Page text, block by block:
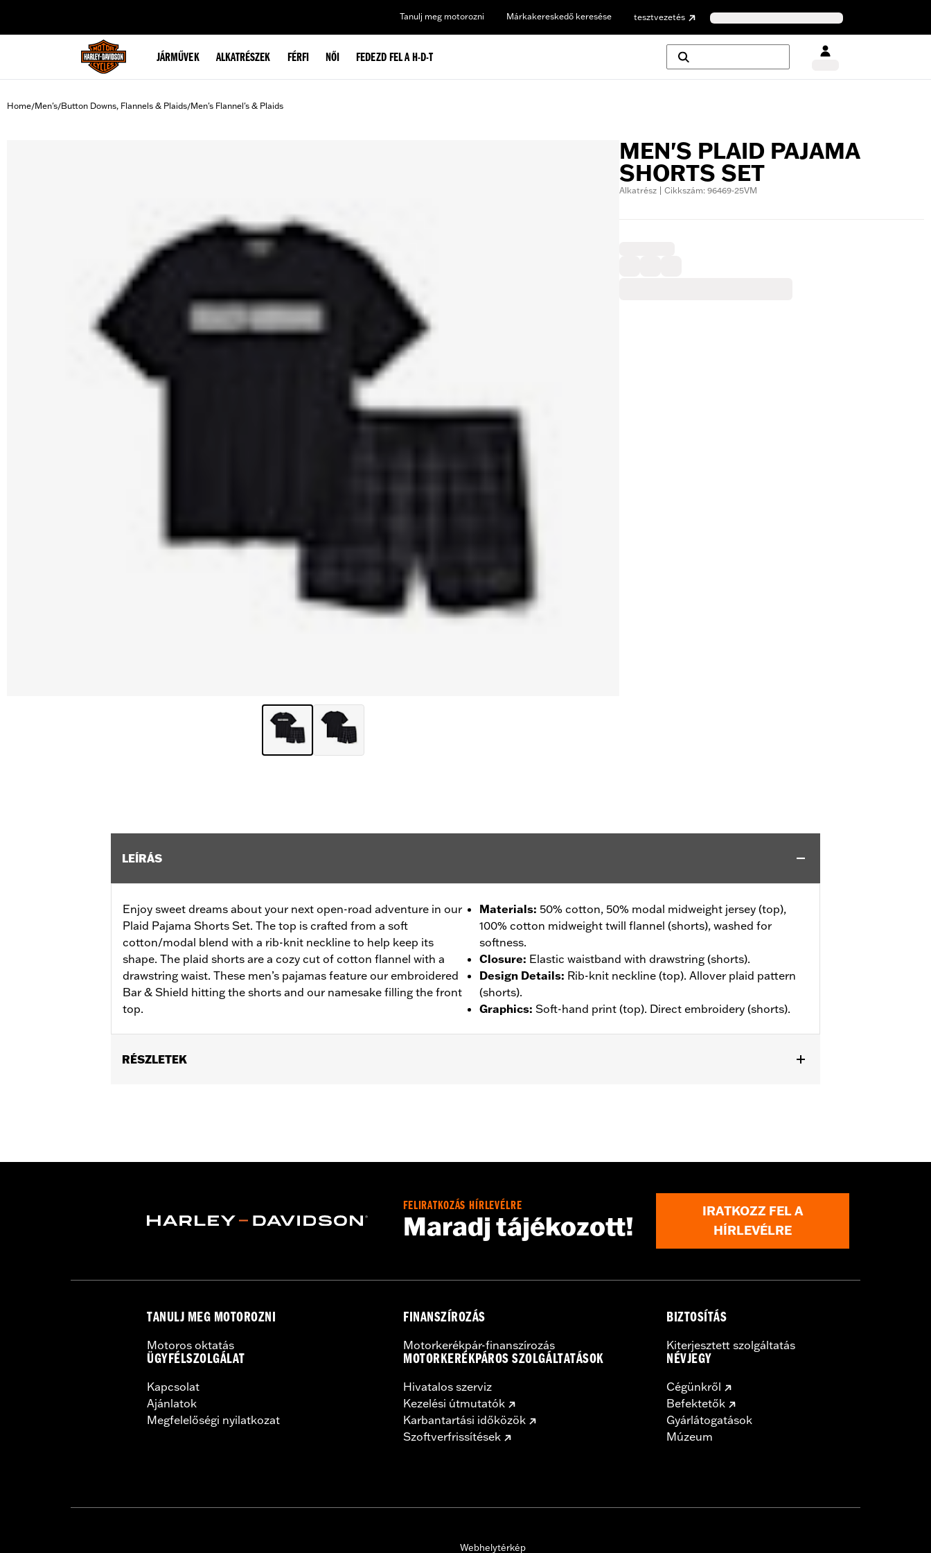
Tanulj meg motorozni Márkakereskedő keresése tesztvezetés
JÁRMŰVEK ALKATRÉSZEK FÉRFI NŐI FEDEZD FEL A H-D-T
Home/Men's/Button Downs, Flannels & Plaids/Men's Flannel's & Plaids
MEN'S PLAID PAJAMA
SHORTS SET
Alkatrész | Cikkszám: 96469-25VM
LEÍRÁS
Enjoy sweet dreams about your next open-road adventure in our
Plaid Pajama Shorts Set. The top is crafted from a soft
cotton/modal blend with a rib-knit neckline to help keep its
shape. The plaid shorts are a cozy cut of cotton flannel with a
drawstring waist. These men’s pajamas feature our embroidered
Bar & Shield hitting the shorts and our namesake filling the front
top.
Materials: 50% cotton, 50% modal midweight jersey (top),
100% cotton midweight twill flannel (shorts), washed for
softness.
Closure: Elastic waistband with drawstring (shorts).
Design Details: Rib-knit neckline (top). Allover plaid pattern
(shorts).
Graphics: Soft-hand print (top). Direct embroidery (shorts).
RÉSZLETEK
FELIRATKOZÁS HÍRLEVÉLRE
Maradj tájékozott!
IRATKOZZ FEL A
HÍRLEVÉLRE
TANULJ MEG MOTOROZNI
Motoros oktatás
ÜGYFÉLSZOLGÁLAT
Kapcsolat
Ajánlatok
Megfelelőségi nyilatkozat
FINANSZÍROZÁS
Motorkerékpár-finanszírozás
MOTORKERÉKPÁROS SZOLGÁLTATÁSOK
Hivatalos szerviz
Kezelési útmutatók
Karbantartási időközök
Szoftverfrissítések
BIZTOSÍTÁS
Kiterjesztett szolgáltatás
NÉVJEGY
Cégünkről
Befektetők
Gyárlátogatások
Múzeum
Webhelytérkép